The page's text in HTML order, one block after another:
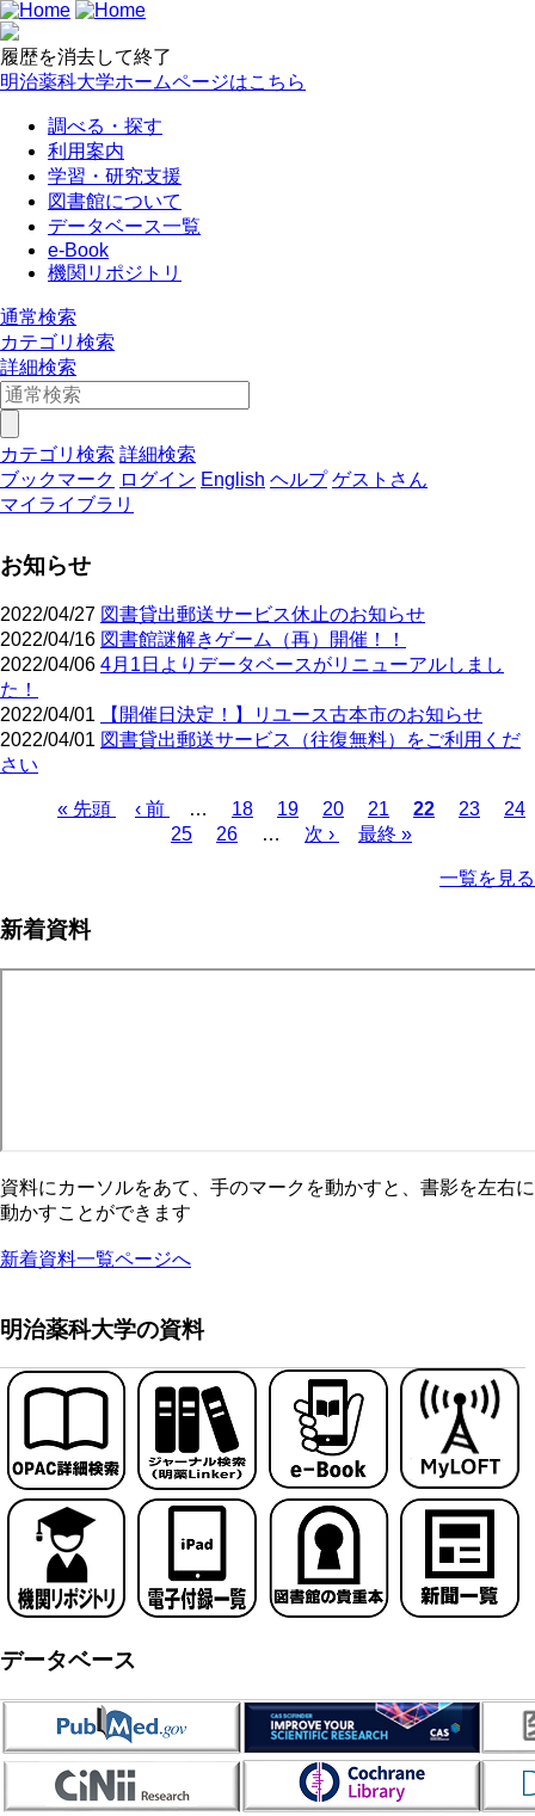
履歴を消去して終了
明治薬科大学ホームページはこちら
調べる・探す
利用案内
学習・研究支援
図書館について
データベース一覧
e-Book
機関リポジトリ
通常検索
カテゴリ検索
詳細検索
カテゴリ検索 詳細検索
ブックマーク ログイン English ヘルプ ゲストさん
マイライブラリ
お知らせ
2022/04/27 図書貸出郵送サービス休止のお知らせ
2022/04/16 図書館謎解きゲーム（再）開催！！
2022/04/06 4月1日よりデータベースがリニューアルしまし
た！
2022/04/01
【開催日決定！】リユース古本市のお知らせ
2022/04/01 図書貸出郵送サービス（往復無料）をご利用くだ
さい
り
先
« 先頭
前
‹ 前 …
ペ
ー
18
ペ
ー
19
ペ
ー
20
ペ
ー
21
カ
22
ペ
23
ペ
24
ペ
25
ペ
26 …
次
次 ›
最
最終 »
一覧を見る
新着資料
資料にカーソルをあて、手のマークを動かすと、書影を左右に
動かすことができます
新着資料一覧ページへ
明治薬科大学の資料
データベース